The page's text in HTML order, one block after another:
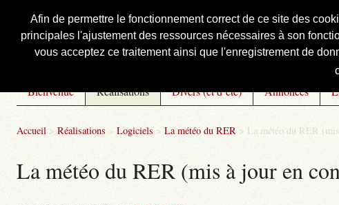
Afin de permettre le fonctionnement correct de ce site des
principales l'ajustement des ressources nécessaires à son
vous acceptez ce traitement ainsi que l'enregistrement de
Courbis, « LE » Blog Officiel
Bienvenue Réalisations Divers (et d’été) Annonces
Accueil > Réalisations > Logiciels > La météo du RER > La météo du RER
La météo du RER (mis à jour en